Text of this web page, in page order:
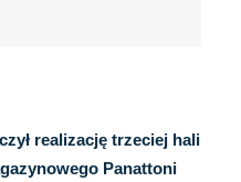
realizację trzeciej hali
Panattoni